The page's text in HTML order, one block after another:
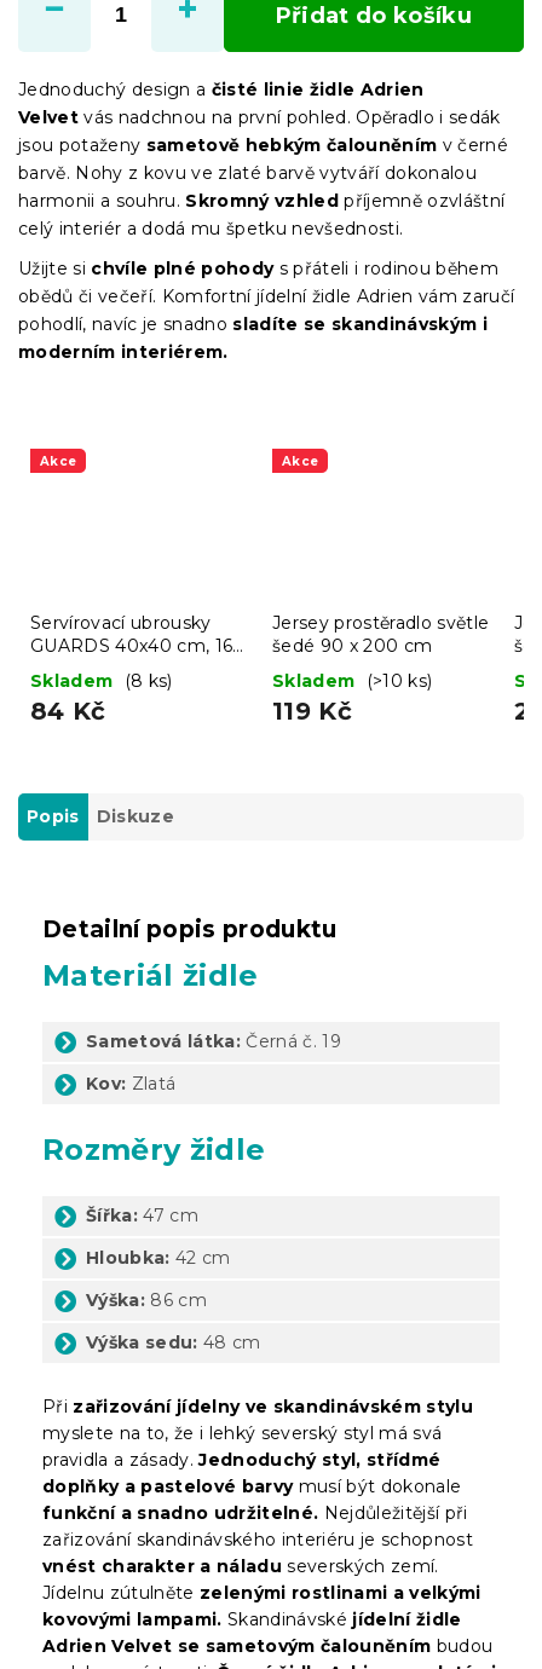
Přidat do košíku
Jednoduchý design a čisté linie židle Adrien
Velvet vás nadchnou na první pohled. Opěradlo i sedák
jsou potaženy sametově hebkým čalouněním v černé
barvě. Nohy z kovu ve zlaté barvě vytváří dokonalou
harmonii a souhru. Skromný vzhled příjemně ozvláštní
celý interiér a dodá mu špetku nevšednosti.
Užijte si chvíle plné pohodys přáteli i rodinou během
obědů či večeří. Komfortní jídelní židle Adrien vám zaručí
pohodlí, navíc je snadno sladíte se skandinávským i
moderním interiérem.
Akce
Servírovací ubrousky
GUARDS 40x40 cm, 16
ks
Skladem (8 ks)
84 Kč
Akce
Jersey prostěradlo světle
šedé 90 x 200 cm
Skladem
(>10 ks)
119 Kč
Popis Diskuze
Detailní popis produktu
Materiál židle
Sametová látka: Černá č. 19
Kov: Zlatá
Rozměry židle
Šířka: 47 cm
Hloubka: 42 cm
Výška: 86 cm
Výška sedu: 48 cm
Při zařizování jídelny ve skandinávském stylu
myslete na to, že i lehký severský styl má svá
pravidla a zásady.Jednoduchý styl, střídmé
doplňky a pastelové barvymusí být dokonale
funkční a snadno udržitelné. Nejdůležitější při
zařizování skandinávského interiéru je schopnost
vnést charakter a náladu severských zemí.
Jídelnu zútulněte zelenými rostlinami a velkými
kovovými lampami. Skandinávské jídelní židle
Adrien Velvet se sametovým čalouněním budou